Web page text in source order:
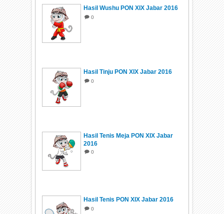
Hasil Wushu PON XIX Jabar 2016
0
Hasil Tinju PON XIX Jabar 2016
0
Hasil Tenis Meja PON XIX Jabar
2016
0
Hasil Tenis PON XIX Jabar 2016
0